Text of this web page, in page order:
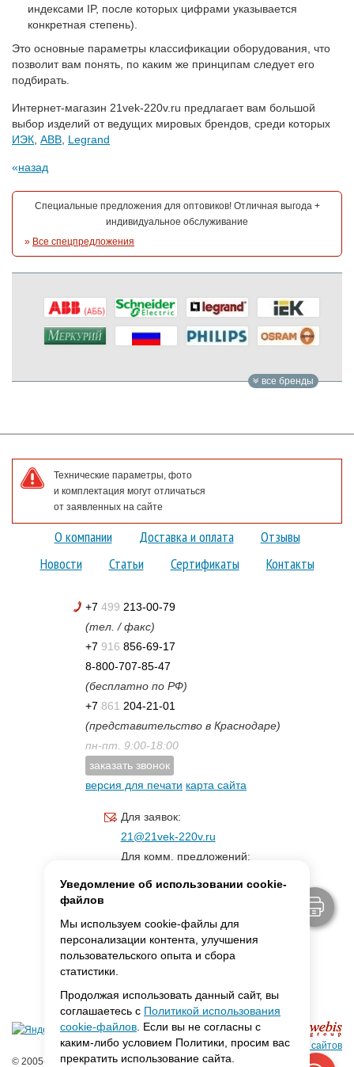
индексами IP, после которых цифрами указывается
конкретная степень).
Это основные параметры классификации оборудования, что
позволит вам понять, по каким же принципам следует его
подбирать.
Интернет-магазин 21vek-220v.ru предлагает вам большой
выбор изделий от ведущих мировых брендов, среди которых
ИЭК АВВ Legrand
назад
Специальные предложения для оптовиков! Отличная выгода +
индивидуальное обслуживание
» Все спецпредложения
все бренды
Технические параметры, фото
и комплектация могут отличаться
от заявленных на сайте
О компании Доставка и оплата
Отзывы
Новости
Статьи Сертификаты Контакты
+7 499 213-00-79
(тел. / факс)
+7 916 856-69-17
8-800-707-85-47
(бесплатно по РФ)
+7 861 204-21-01
(представительство в Краснодаре)
пн-пт. 9:00-18:00
заказать звонок
версия для печати карта сайта
Для заявок:
21@21vek-220v.ru
Для комм. предложений:
© 2005-2026 ООО «Фарадей»
Создание сайтов
Уведомление об использовании cookie-
файлов
Мы используем cookie-файлы для
персонализации контента, улучшения
пользовательского опыта и сбора
статистики.
Продолжая использовать данный сайт, вы
соглашаетесь с Политикой использования
cookie-файлов . Если вы не согласны с
каким-либо условием Политики, просим вас
прекратить использование сайта.